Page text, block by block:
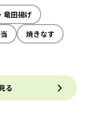
竜田揚げ
焼きなす
る